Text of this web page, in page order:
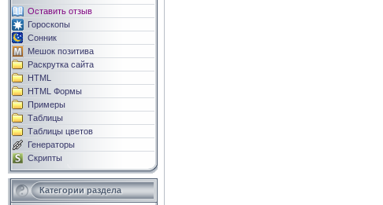
Оставить отзыв
Гороскопы
Сонник
Мешок позитива
Раскрутка сайта
HTML
HTML Формы
Примеры
Таблицы
Таблицы цветов
Генераторы
Скрипты
Категории раздела